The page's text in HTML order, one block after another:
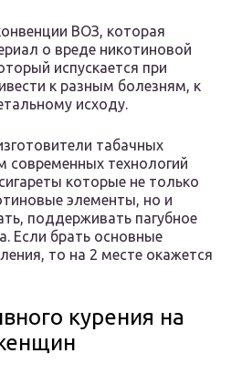
ВОЗ, которая
о вреде никотиновой
испускается при
к разным болезням, к
исходу.
табачных
современных технологий
которые не только
элементы, но и
поддерживать пагубное
Если брать основные
то на 2 месте окажется
курения на